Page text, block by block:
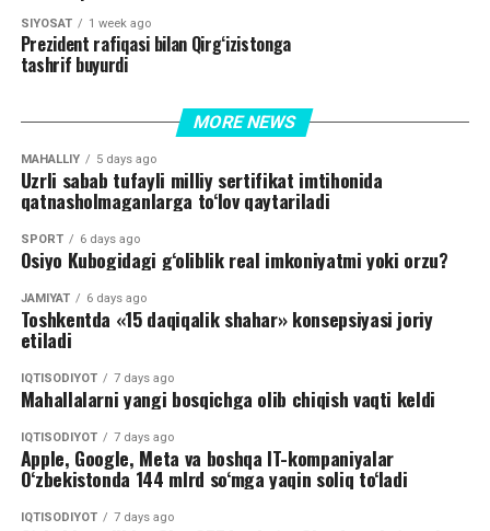
SIYOSAT 1 week ago
Prezident rafiqasi bilan Qirg‘izistonga
tashrif buyurdi
MORE NEWS
MAHALLIY 5 days ago
Uzrli sabab tufayli milliy sertifikat imtihonida
qatnasholmaganlarga to‘lov qaytariladi
SPORT 6 days ago
Osiyo Kubogidagi g‘oliblik real imkoniyatmi yoki orzu?
JAMIYAT 6 days ago
Toshkentda «15 daqiqalik shahar» konsepsiyasi joriy
etiladi
IQTISODIYOT 7 days ago
Mahallalarni yangi bosqichga olib chiqish vaqti keldi
IQTISODIYOT 7 days ago
Apple, Google, Meta va boshqa IT-kompaniyalar
O‘zbekistonda 144 mlrd so‘mga yaqin soliq to‘ladi
IQTISODIYOT 7 days ago